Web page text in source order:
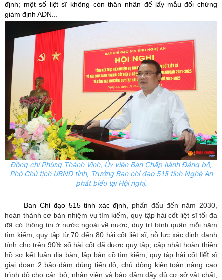
định; một số liệt sĩ không còn thân nhân để lấy mẫu đối chứng
giám định ADN...
Đồng chí Phùng Thành Vinh, Ủyviên Ban Chấp hành Đảng bộ,
Phó Chủ tịch UBND tỉnh, Trưởng Ban chỉ đạo 515 tỉnh Nghệ An
phát biểu tại Hội nghị.
Ban Chỉ đạo 515 tỉnh xác định, phấn đấu đến năm 2030,
hoàn thành cơ bản nhiệm vụ tìm kiếm, quy tập hài cốt liệt sĩ tối đa
đã có thông tin ở nước ngoài về nước; duy trì bình quân mỗi năm
tìm kiếm, quy tập từ 70 đến 80 hài cốt liệt sĩ; nỗ lực xác định danh
tính cho trên 90% số hài cốt đã được quy tập; cập nhật hoàn thiện
hồ sơ kết luận địa bàn, lập bản đồ tìm kiếm, quy tập hài cốt liết sĩ
giai đoạn 2 bảo đảm đúng tiến độ; chủ động kiện toàn nâng cao
trình độ cho cán bộ, nhân viên và bảo đảm đầy đủ cơ sở vật chất,